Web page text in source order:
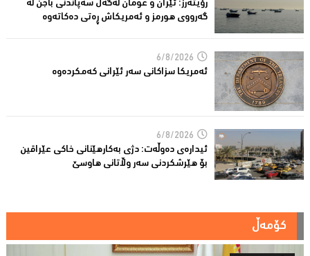
رۆیتەرز: ئێران و عومان لەگەڵ سەپاندنی باجن لە
گەرووی هورمز و ئەمریکاش ڕەتی دەکاتەوە
6/8/2026
ئه‌مریكا سزاكانی سه‌ر ئێرانی كه‌مكرده‌وه‌
6/8/2026
ئیدارەى دەوڵەت: دژى بەکارهێنانى خاکی عێراقین
بۆ هێرشکردنى سەر وڵاتانی هاوسێ
کۆمەڵ